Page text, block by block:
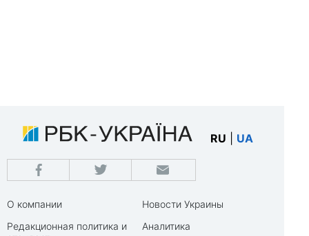
RU UA
О компании
Редакционная политика и
Новости Украины
Аналитика